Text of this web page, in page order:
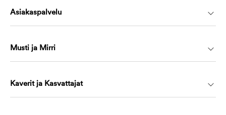
Asiakaspalvelu
Musti ja Mirri
Kaverit ja Kasvattajat